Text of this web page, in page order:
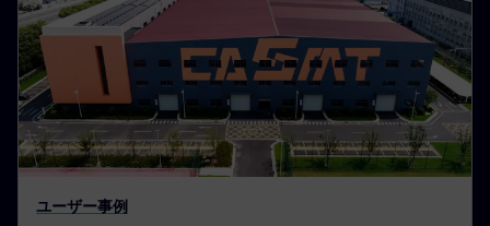
ユーザー事例